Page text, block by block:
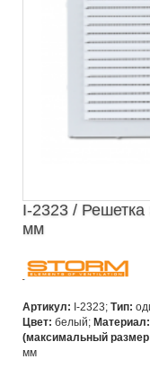
I-2323 /
мм
Артикул: I-2323; Тип:
Цвет: белый; Материал:
(максимальный размер
мм